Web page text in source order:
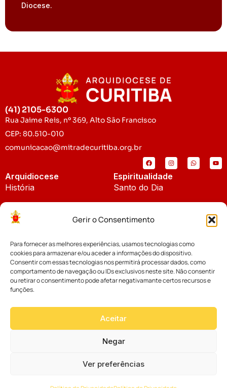
Gerir o Consentimento
Para fornecer as melhores experiências, usamos tecnologias como
cookies para armazenar e/ou aceder a informações do dispositivo.
Consentir com essas tecnologias nos permitirá processar dados, como
comportamento de navegação ou IDs exclusivos neste site. Não consentir
ou retirar o consentimento pode afetar negativamante certos recursos e
funções.
Aceitar
Negar
Ver preferências
Diocese.
(41) 2105-6300
Rua Jaime Reis, nº 369, Alto São Francisco
CEP: 80.510-010
comunicacao@mitradecuritiba.org.br
Arquidiocese
História
Padroeira
Espiritualidade
Santo do Dia
Notícias
Notícias da Arquidiocese
Notícias Cáritas
Palavra dos Bispos
Cúria Diocesana
Fundo Diocesano
Vicariatos da Educação
Eventos